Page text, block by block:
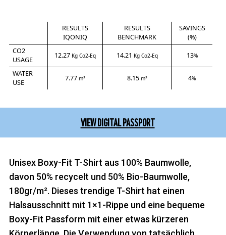
RESULTS
IQONIQ
RESULTS
BENCHMARK
SAVINGS
(%)
CO2
USAGE
12.27 Kg Co2-Eq 14.21 Kg Co2-Eq 13%
WATER
USE
7.77 m³ 8.15 m³ 4%
VIEW DIGITAL PASSPORT
Unisex Boxy-Fit T-Shirt aus 100% Baumwolle,
davon 50% recycelt und 50% Bio-Baumwolle,
180gr/m². Dieses trendige T-Shirt hat einen
Halsausschnitt mit 1×1-Rippe und eine bequeme
Boxy-Fit Passform mit einer etwas kürzeren